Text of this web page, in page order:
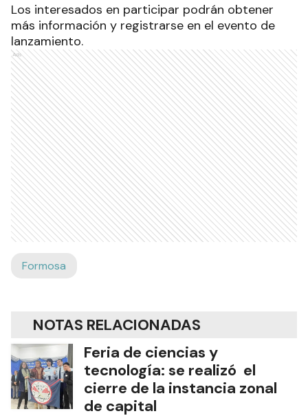
Los interesados en participar podrán obtener
más información y registrarse en el evento de
lanzamiento.
Ads
Formosa
NOTAS RELACIONADAS
Feria de ciencias y
tecnología: se realizó el
cierre de la instancia zonal
de capital